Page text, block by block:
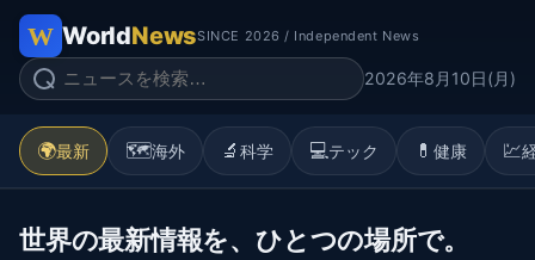
WorldNewsSINCE 2026 / Independent News
2026年8月10日(月)
🌍最新 🗺️海外 🔬 科学 💻テック 💊 健康 💹
世界の最新情報を、ひとつの場所で。